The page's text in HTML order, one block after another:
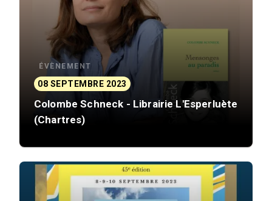
ÉVÈNEMENT
08 SEPTEMBRE 2023
Colombe Schneck - Librairie L'Esperluète
(Chartres)